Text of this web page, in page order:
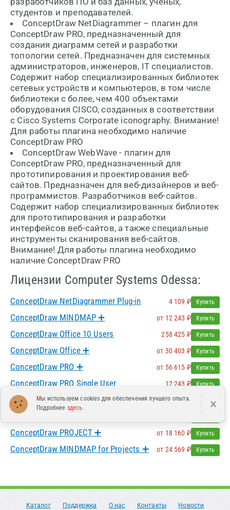
студентов и преподавателей.
ConceptDraw NetDiagrammer – плагин для
ConceptDraw PRO, предназначенный для
создания диаграмм сетей и разработки
топологии сетей. Предназначен для системных
администраторов, инженеров, IT специалистов.
Содержит набор специализированных библиотек
сетевых устройств и компьютеров, в том числе
библиотеки с более, чем 400 объектами
оборудования CISCO, созданных в соответствии
с Cisco Systems Corporate iconography. Внимание!
Для работы плагина необходимо наличие
ConceptDraw PRO
ConceptDraw WebWave - плагин для
ConceptDraw PRO, предназначенный для
прототипирования и проектирования веб-
сайтов. Предназначен для веб-дизайнеров и веб-
программистов. Разработчиков веб-сайтов.
Содержит набор специализированных библиотек
для прототипирования и разработки
интерфейсов веб-сайтов, а также специальные
инструменты сканирования веб-сайтов.
Внимание! Для работы плагина необходимо
наличие ConceptDraw PRO
Лицензии Computer Systems Odessa:
ConceptDraw NetDiagrammer Plug-in 4 109 ₽ Купить
ConceptDraw MINDMAP ➕ от 12 243 ₽ Купить
ConceptDraw Office 10 Users 258 425 ₽ Купить
ConceptDraw Office ➕ от 30 403 ₽ Купить
ConceptDraw PRO ➕ от 56 615 ₽ Купить
ConceptDraw PRO Single User 12 243 ₽ Купить
ConceptDraw PRO WebWave Plug-in 4 026 ₽ Купить
ConceptDraw PRO for PROJECT ➕
ConceptDraw PROJECT ➕ от 18 160 ₽ Купить
СonсeptDraw MINDMAP for Projects ➕ от 24 569 ₽ Купить
Каталог Поддержка О нас Контакты Новости
Мы используем cookies для обеспечения лучшего опыта.
Подробнее здесь. ×